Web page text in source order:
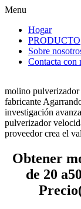
Menu
Hogar
PRODUCTO
Sobre
Contacta con
molino pulverizador
fabricante
investigación
pulverizador
proveedor crea el
Obtener
de 20